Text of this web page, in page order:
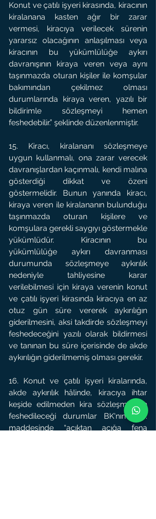
Konut ve çatılı işyeri kirasında, kiracının
kiralanana kasten ağır bir zarar
vermesi, kiracıya verilecek sürenin
yararsız olacağının anlaşılması veya
kiracının bu yükümlülüğe aykırı
davranışının kiraya veren veya aynı
taşınmazda oturan kişiler ile komşular
bakımından çekilmez olması
durumlarında kiraya veren, yazılı bir
bildirimle sözleşmeyi hemen
feshedebilir.” şeklinde düzenlenmiştir.
15. Kiracı, kiralananı sözleşmeye
uygun kullanmalı, ona zarar verecek
davranışlardan kaçınmalı, kendi malına
gösterdiği dikkat ve özeni
göstermelidir. Bunun yanında kiracı,
kiraya veren ile kiralananın bulunduğu
taşınmazda oturan kişilere ve
komşulara gerekli saygıyı göstermekle
yükümlüdür. Kiracının bu
yükümlülüğe aykırı davranması
durumunda sözleşmeye aykırılık
nedeniyle tahliyesine karar
verilebilmesi için kiraya verenin konut
ve çatılı işyeri kirasında kiracıya en az
otuz gün süre vererek aykırılığın
giderilmesini, aksi takdirde sözleşmeyi
feshedeceğini yazılı olarak bildirmesi
ve tanınan bu süre içerisinde de akde
aykırılığın giderilmemiş olması gerekir.
16. Konut ve çatılı işyeri kiralarında,
akde aykırılık hâlinde, kiracıya ihtar
keşide edilmeden kira sözleşmesinin
feshedileceği durumlar BK'nın 256.
maddesinde “açıktan açığa fena